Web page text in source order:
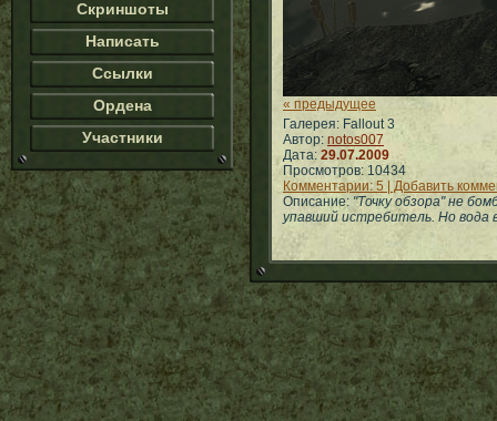
Скриншоты
Написать
Ссылки
Ордена
Участники
« предыдущее
Галерея: Fallout 3
Автор: notos007
Дата: 29.07.2009
Просмотров: 10434
Комментарии: 5 | Добавить
Описание: "Точку обзора" не
упавший истребитель. Но вода